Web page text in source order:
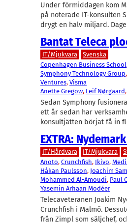
Under förmiddagen kom
på noterade IT-konsulten
drygt en halv miljard.
Bantat Teleca
IT/Mjukvara Svenska
Copenhagen Business School
Symphony Technology Group,
Ventures, Visma
Anette Gregow, Leif Nørgaard,
Sedan Symphony
ett år sedan har
konsultjätten börjat få in
EXTRA:
IT/Hårdvara IT/Mjukvara
Anoto, Crunchfish, Ikivo,
Håkan Paulsson, Joachim
Mohammed Al-Amoudi, Paul
Yasemin Arhaan Modéer
Telecaveteranen Joakim
Crunchfish i Malmö.
från Zimpl som säljchef,